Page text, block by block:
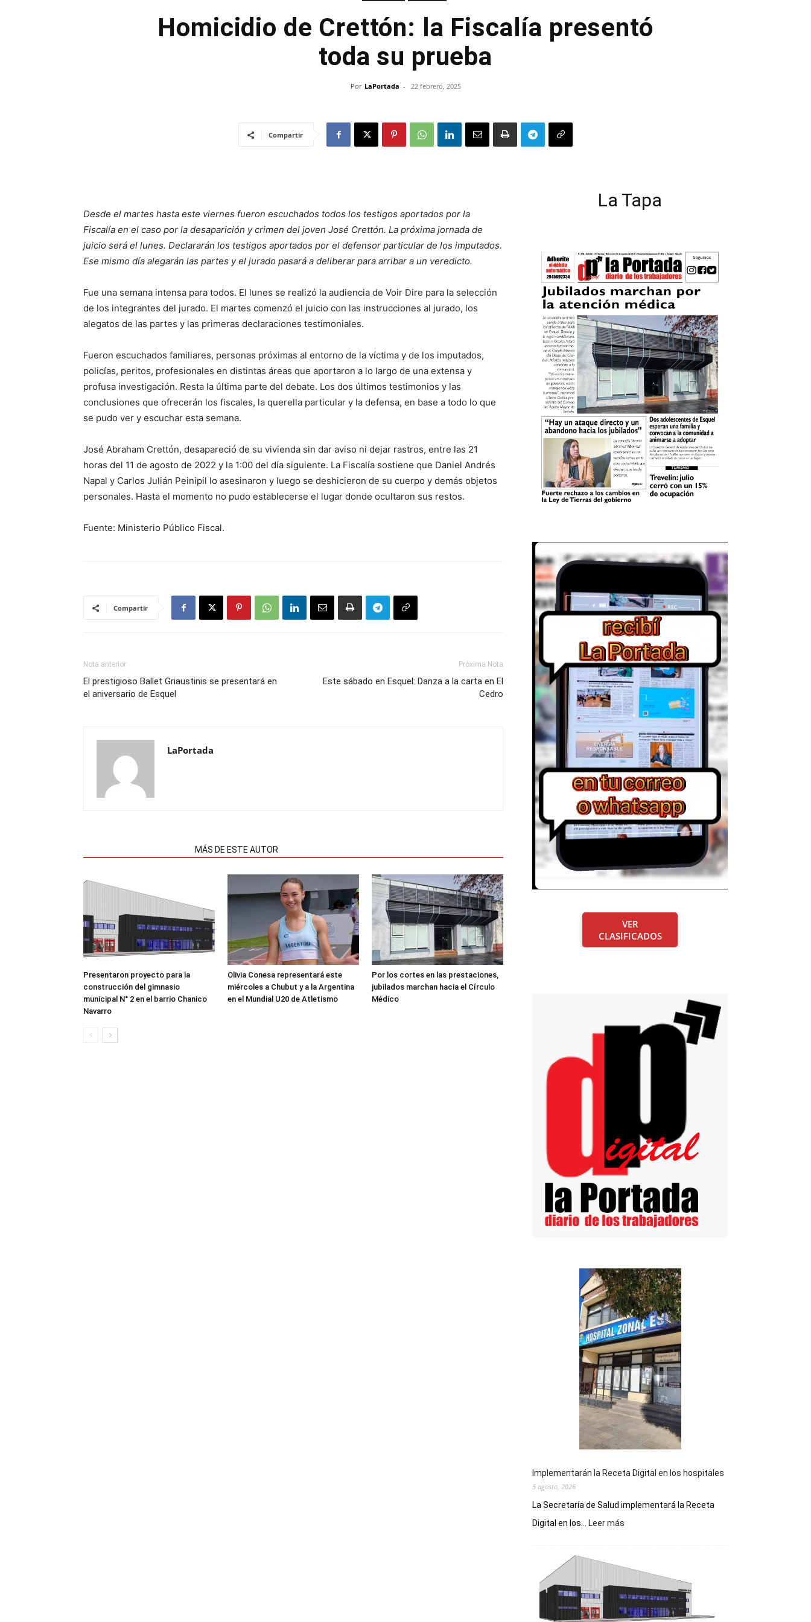
Homicidio de Crettón: la Fiscalía presentó
toda su prueba
Por LaPortada - 22 febrero, 2025
Compartir
Desde el martes hasta este viernes fueron escuchados todos los testigos aportados por la
Fiscalía en el caso por la desaparición y crimen del joven José Crettón. La próxima jornada de
juicio será el lunes. Declararán los testigos aportados por el defensor particular de los imputados.
Ese mismo día alegarán las partes y el jurado pasará a deliberar para arribar a un veredicto.
Fue una semana intensa para todos. El lunes se realizó la audiencia de Voir Dire para la selección
de los integrantes del jurado. El martes comenzó el juicio con las instrucciones al jurado, los
alegatos de las partes y las primeras declaraciones testimoniales.
Fueron escuchados familiares, personas próximas al entorno de la víctima y de los imputados,
policías, peritos, profesionales en distintas áreas que aportaron a lo largo de una extensa y
profusa investigación. Resta la última parte del debate. Los dos últimos testimonios y las
conclusiones que ofrecerán los fiscales, la querella particular y la defensa, en base a todo lo que
se pudo ver y escuchar esta semana.
José Abraham Crettón, desapareció de su vivienda sin dar aviso ni dejar rastros, entre las 21
horas del 11 de agosto de 2022 y la 1:00 del día siguiente. La Fiscalía sostiene que Daniel Andrés
Napal y Carlos Julián Peinipil lo asesinaron y luego se deshicieron de su cuerpo y demás objetos
personales. Hasta el momento no pudo establecerse el lugar donde ocultaron sus restos.
Fuente: Ministerio Público Fiscal.
Compartir
Nota anterior
El prestigioso Ballet Griaustinis se presentará en
el aniversario de Esquel
Próxima Nota
Este sábado en Esquel: Danza a la carta en El
Cedro
LaPortada
MÁS DE ESTE AUTOR
Presentaron proyecto para la
construcción del gimnasio
municipal N° 2 en el barrio Chanico
Navarro
Olivia Conesa representará este
miércoles a Chubut y a la Argentina
en el Mundial U20 de Atletismo
Por los cortes en las prestaciones,
jubilados marchan hacia el Círculo
Médico
La Tapa
VER
CLASIFICADOS
Implementarán la Receta Digital en los hospitales
5 agosto, 2026
La Secretaría de Salud implementará la Receta
Digital en los...
Leer más
Digital
en
los
hospitales